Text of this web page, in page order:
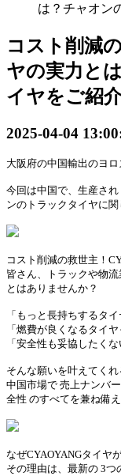
は？チャオン
コスト削減
ヤの実力と
イヤをご紹介
2025-04-04
大阪府の中国輸出のヨ
今回は中国で、生産さ
ンのトラックタイヤに関
コスト削減の救世主！
皆さん、トラックや物
とはありませんか？
「もっと長持ちするタ
「燃費が良くなるタイ
「安全性も妥協したく
そんな願いを叶えてくれ
中国市場で 売上ナンバ
全性 のすべてを兼ね備
なぜCYAOYANGタイヤ
その理由は、最新の 3つ